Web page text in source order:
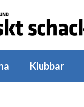
Klubbar